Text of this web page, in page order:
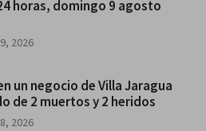
horas, domingo 9 agosto
2026
un negocio de Villa Jaragua
de 2 muertos y 2 heridos
2026